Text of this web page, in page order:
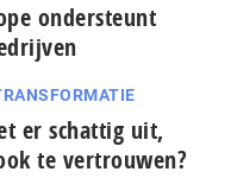
ondersteunt
er schattig uit,
te vertrouwen?